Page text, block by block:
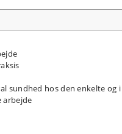
sundhed hos den enkelte og
arbejde